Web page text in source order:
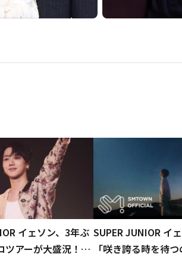
イェソン、3年ぶ
ツアーが大盛況！物
SUPER JUNIOR イ
「咲き誇る時を待